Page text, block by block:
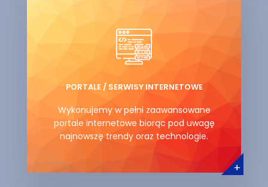
PORTALE / SERWISY INTERNETOWE
Wykonujemy w pełni zaawansowane
portale internetowe biorąc pod uwagę
najnowszę trendy oraz technologie.
+